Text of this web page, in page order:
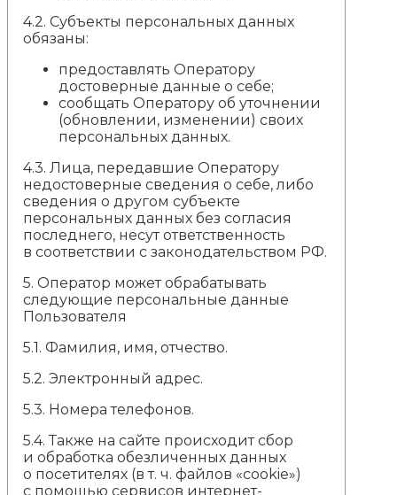
4.2. Субъекты персональных данных
обязаны:
предоставлять Оператору
достоверные данные о себе;
сообщать Оператору об уточнении
(обновлении, изменении) своих
персональных данных.
4.3. Лица, передавшие Оператору
недостоверные сведения о себе, либо
сведения о другом субъекте
персональных данных без согласия
последнего, несут ответственность
в соответствии с законодательством РФ.
5. Оператор может обрабатывать
следующие персональные данные
Пользователя
5.1. Фамилия, имя, отчество.
5.2. Электронный адрес.
5.3. Номера телефонов.
5.4. Также на сайте происходит сбор
и обработка обезличенных данных
о посетителях (в т. ч. файлов «cookie»)
с помощью сервисов интернет-